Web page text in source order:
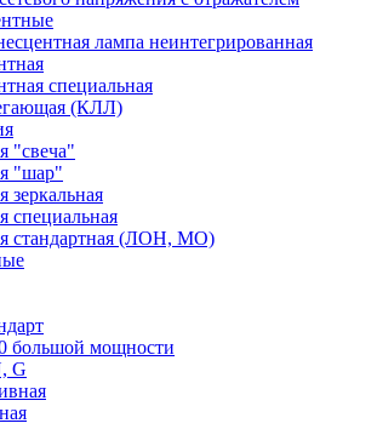
лампа неинтегрированная
специальная
(КЛЛ)
"свеча"
"шар"
зеркальная
специальная
стандартная (ЛОН, МО)
большой мощности
G